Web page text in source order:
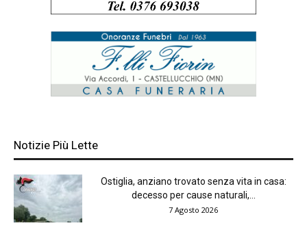
Notizie Più Lette
Ostiglia, anziano trovato senza vita in casa:
decesso per cause naturali,...
7 Agosto 2026